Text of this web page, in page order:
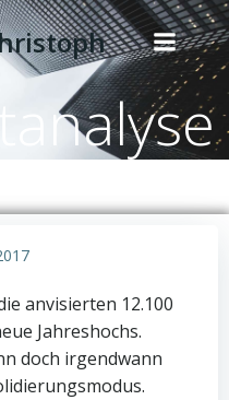
anvisierten 12.100
Jahreshochs.
doch irgendwann